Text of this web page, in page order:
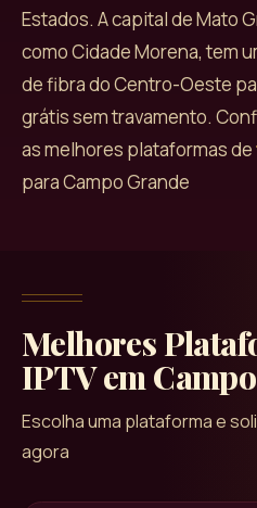
Estados. A capital de Mato
como Cidade Morena, tem
de fibra do Centro-Oeste
grátis sem travamento.
as melhores plataformas de
paraCampo Grande
Melhores
IPTV em
Escolha uma plataforma e
agora